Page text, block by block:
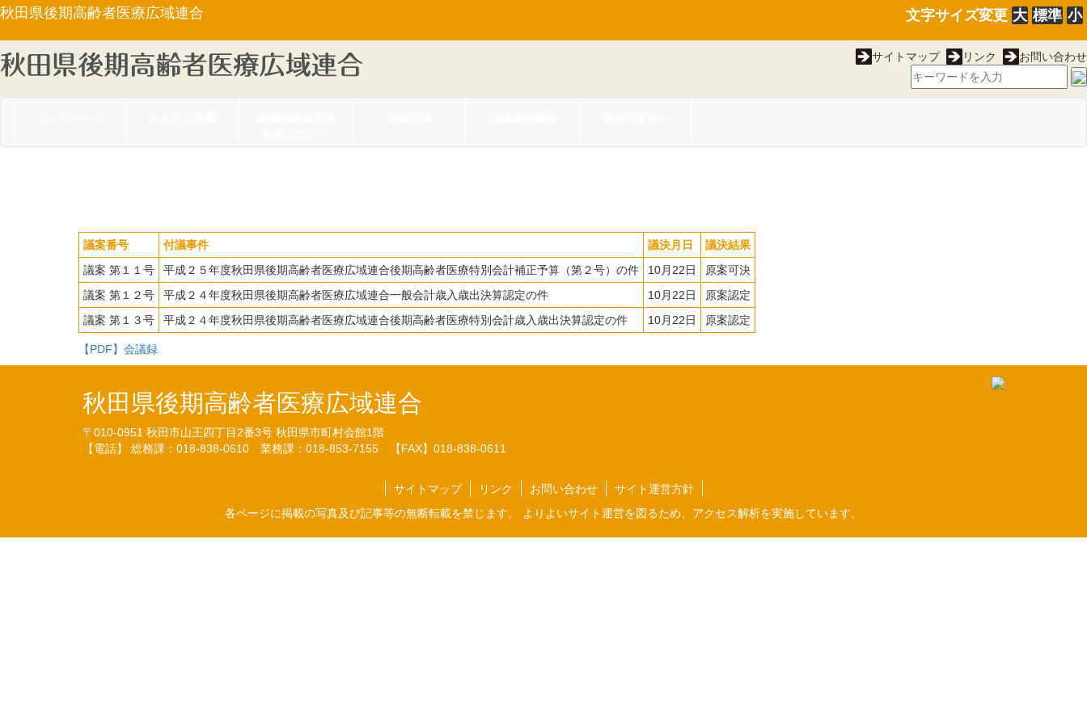
秋田県後期高齢者医療広域連合 文字サイズ変更 大 標準 小
サイトマップ リンク お問い合わせ
議案番号 付議事件 議決月日
議決結果
議案 第１１号
平成２５年度秋田県後期高齢者医療広域連合後期高齢者医療特別会計補正予算（第２号）の件 10月22日
原案可決
議案 第１２号
平成２４年度秋田県後期高齢者医療広域連合一般会計歳入歳出決算認定の件 10月22日
原案認定
議案 第１３号
平成２４年度秋田県後期高齢者医療広域連合後期高齢者医療特別会計歳入歳出決算認定の件 10月22日 原案認定
【PDF】会議録
秋田県後期高齢者医療広域連合
〒010-0951 秋田市山王四丁目2番3号 秋田県市町村会館1階
【電話】 総務課：018-838-0610 業務課：018-853-7155 【FAX】018-838-0611
サイトマップ リンク お問い合わせ
サイト運営方針
各ページに掲載の写真及び記事等の無断転載を禁じます。 よりよいサイト運営を図るため、アクセス解析を実施しています。